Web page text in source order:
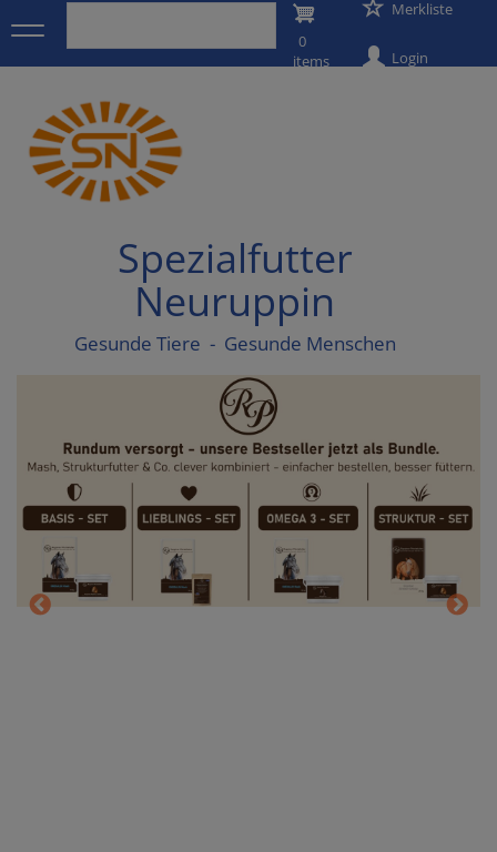
zum
User
account
Merkliste
Login
0
items
Spezialfutter
Neuruppin
Gesunde Tiere - Gesunde Menschen